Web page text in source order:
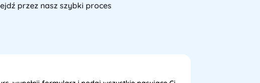
przez nasz szybki proces